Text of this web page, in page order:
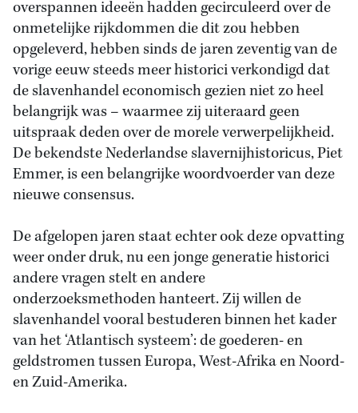
overspannen ideeën hadden gecirculeerd over de
onmetelijke rijkdommen die dit zou hebben
opgeleverd, hebben sinds de jaren zeventig van de
vorige eeuw steeds meer historici verkondigd dat
de slavenhandel economisch gezien niet zo heel
belangrijk was – waarmee zij uiteraard geen
uitspraak deden over de morele verwerpelijkheid.
De bekendste Nederlandse slavernijhistoricus, Piet
Emmer, is een belangrijke woordvoerder van deze
nieuwe consensus.
De afgelopen jaren staat echter ook deze opvatting
weer onder druk, nu een jonge generatie historici
andere vragen stelt en andere
onderzoeksmethoden hanteert. Zij willen de
slavenhandel vooral bestuderen binnen het kader
van het ‘Atlantisch systeem’: de goederen- en
geldstromen tussen Europa, West-Afrika en Noord-
en Zuid-Amerika.